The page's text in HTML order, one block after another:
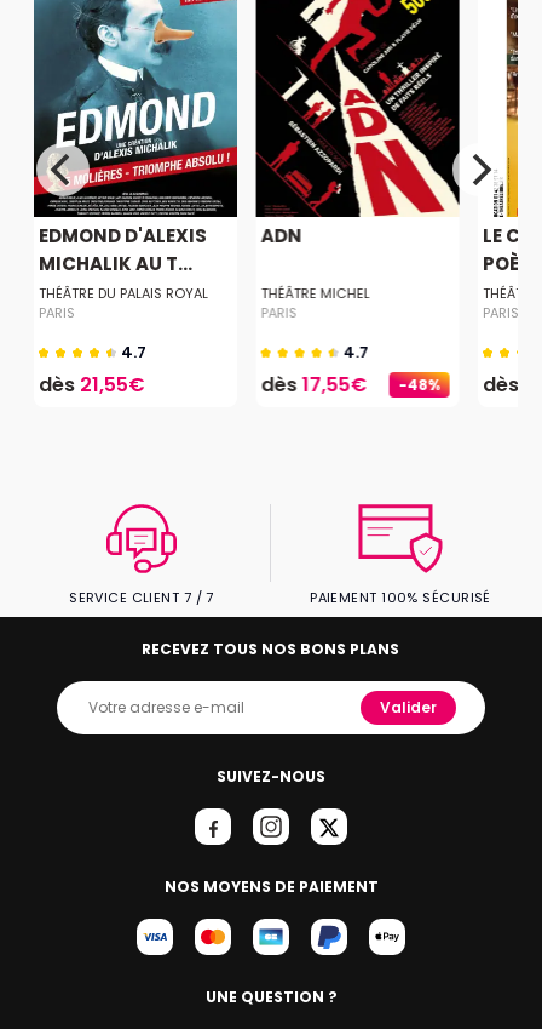
EDMOND D'ALEXIS
MICHALIK AU T...
THÉÂTRE DU PALAIS ROYAL
PARIS
4.7
dès 21,55€ -48%
ADN
THÉÂTRE MICHEL
PARIS
4.7
dès17,55€
LE
THÉÂTRE
PARIS
dès
SERVICE CLIENT 7 / 7 PAIEMENT 100% SÉCURISÉ
SUIVEZ-NOUS
NOS MOYENS DE PAIEMENT
RECEVEZ TOUS NOS BONS PLANS
Valider
UNE QUESTION ?